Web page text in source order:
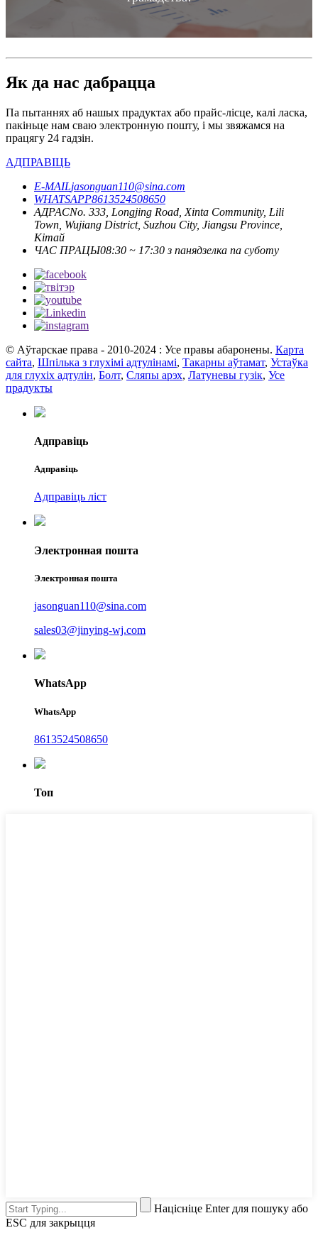
Як да нас дабрацца
Па пытаннях аб нашых прадуктах або прайс-лісце, калі ласка,
пакіньце нам сваю электронную пошту, і мы звяжамся на
працягу 24 гадзін.
АДПРАВІЦЬ
E-MAILjasonguan110@sina.com
WHATSAPP8613524508650
АДРАСNo. 333, Longjing Road, Xinta Community, Lili
Town, Wujiang District, Suzhou City, Jiangsu Province,
Кітай
ЧАС ПРАЦЫ08:30 ~ 17:30 з панядзелка па суботу
© Аўтарскае права - 2010-2024 : Усе правы абаронены. Карта
сайта, Шпілька з глухімі адтулінамі, Такарны аўтамат, Устаўка
для глухіх адтулін, Болт, Сляпы арэх, Латуневы гузік, Усе
прадукты
Адправіць
Адправіць
Адправіць ліст
Электронная пошта
Электронная пошта
jasonguan110@sina.com
sales03@jinying-wj.com
WhatsApp
WhatsApp
8613524508650
Топ
Націсніце Enter для пошуку або
ESC для закрыцця